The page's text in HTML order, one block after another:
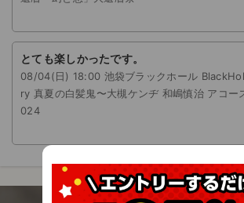
とても楽しかったです。
08/04(日) 18:00 池袋ブラックホール
ry 真夏の白髪鬼〜大槻ケンヂ 和嶋慎治 アコー
024